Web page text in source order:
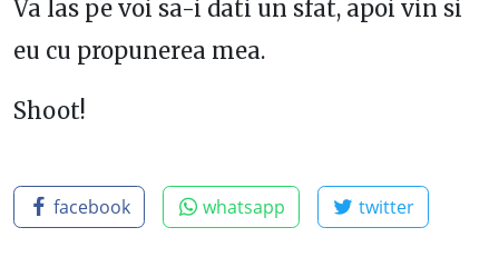
Va las pe voi sa-i dati un sfat, apoi vin si
eu cu propunerea mea.
Shoot!
facebook whatsapp twitter